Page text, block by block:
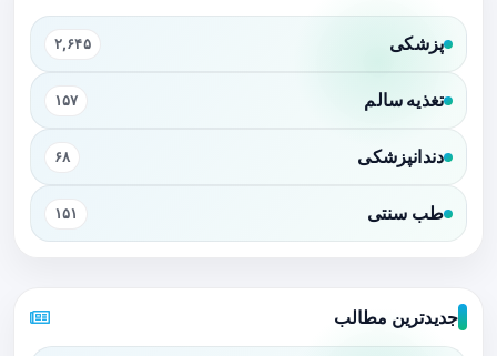
پزشکی ۲,۶۴۵
تغذیه سالم ۱۵۷
دندانپزشکی ۶۸
طب سنتی ۱۵۱
جدیدترین مطالب